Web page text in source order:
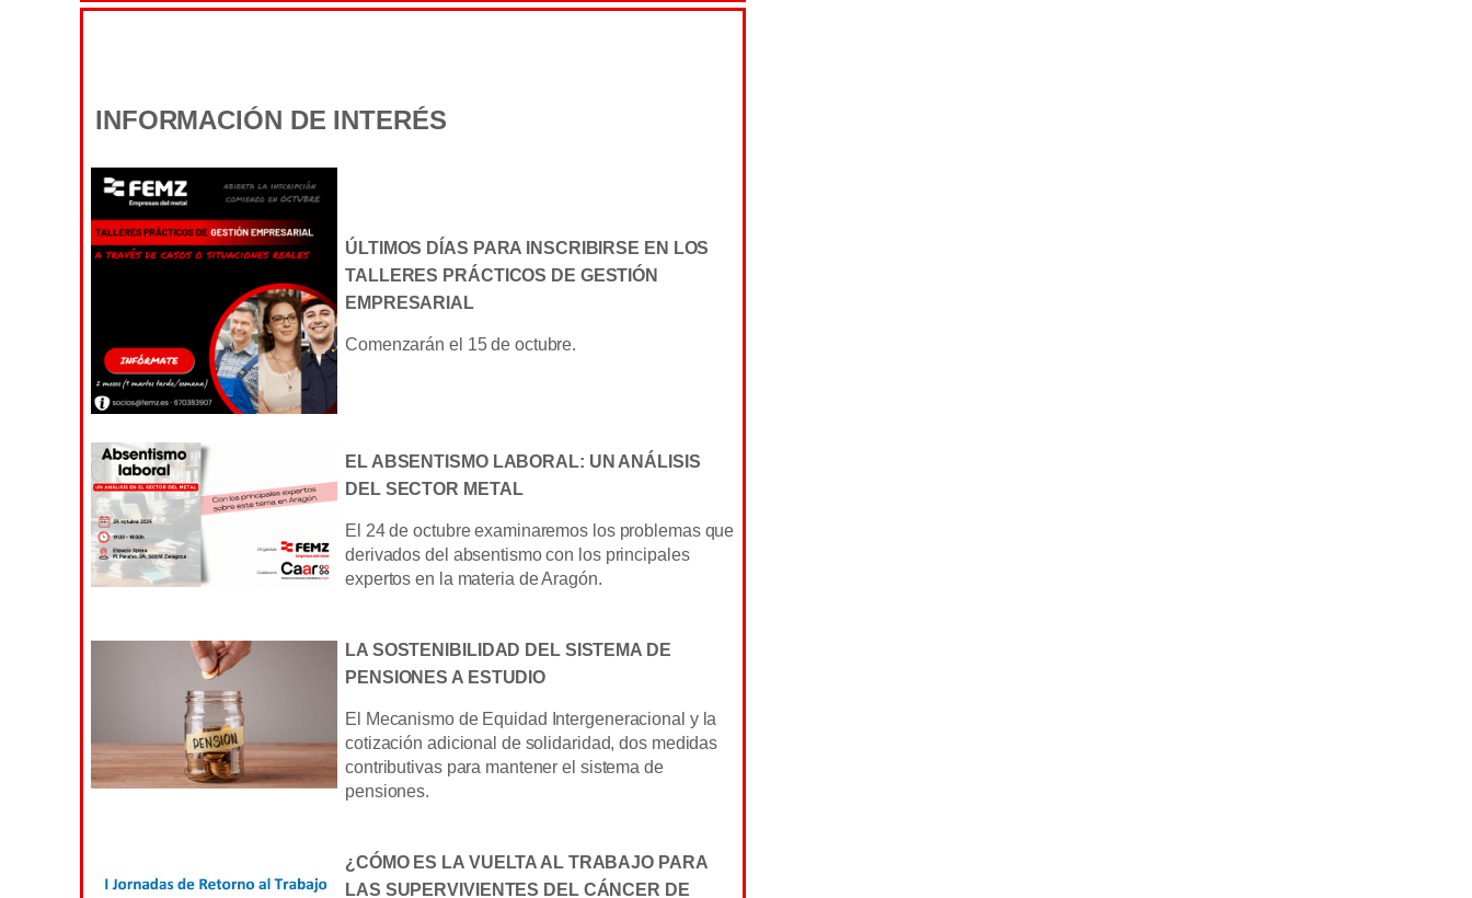
INFORMACIÓN DE INTERÉS
ÚLTIMOS DÍAS PARA INSCRIBIRSE EN LOS
TALLERES PRÁCTICOS DE GESTIÓN
EMPRESARIAL
Comenzarán el 15 de octubre.
EL ABSENTISMO LABORAL: UN ANÁLISIS
DEL SECTOR METAL
El 24 de octubre examinaremos los problemas que
derivados del absentismo con los principales
expertos en la materia de Aragón.
LA SOSTENIBILIDAD DEL SISTEMA DE
PENSIONES A ESTUDIO
El Mecanismo de Equidad Intergeneracional y la
cotización adicional de solidaridad, dos medidas
contributivas para mantener el sistema de
pensiones.
¿CÓMO ES LA VUELTA AL TRABAJO PARA
LAS SUPERVIVIENTES DEL CÁNCER DE